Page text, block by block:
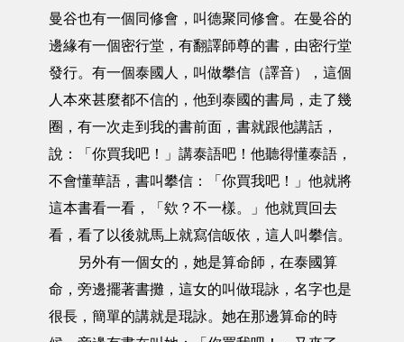
曼谷也有一個同修會，叫德聚同修會。在曼谷的
邊緣有一個密行堂，有翻譯師尊的書，由密行堂
發行。有一個泰國人，叫做攀信（譯音），這個
人本來甚麼都不信的，他到泰國的書局，走了幾
圈，有一次走到我的書前面，書就跟他講話，
說：「你買我吧！」講泰語吧！他聽得懂泰語，
不會懂華語，書叫攀信：「你買我吧！」他就將
這本書看一看，「欸？不一樣。」他就買回去
看，看了以後就馬上就寫信皈依，這人叫攀信。
另外有一個女的，她是算命師，在泰國算
命，旁邊擺著書攤，這女的叫做琨詠，名字也是
很長，簡單的講就是琨詠。她在那邊算命的時